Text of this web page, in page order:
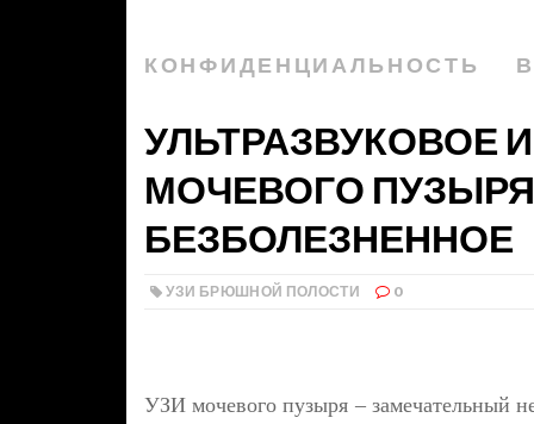
КОНФИДЕНЦИАЛЬНОСТЬ
УЛЬТРАЗВУКОВОЕ
МОЧЕВОГО
БЕЗБОЛЕЗНЕННОЕ
УЗИ БРЮШНОЙ ПОЛОСТИ 0
УЗИ мочевого пузыря – замечательный